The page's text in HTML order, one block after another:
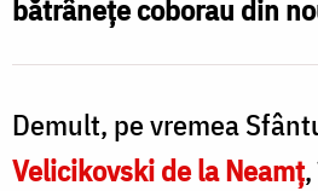
bătrânețe coborau din
Demult, pe vremea
Velicikovski de la Neamț